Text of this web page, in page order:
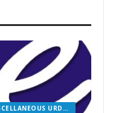
MISCELLANEOUS URDU BOOKS